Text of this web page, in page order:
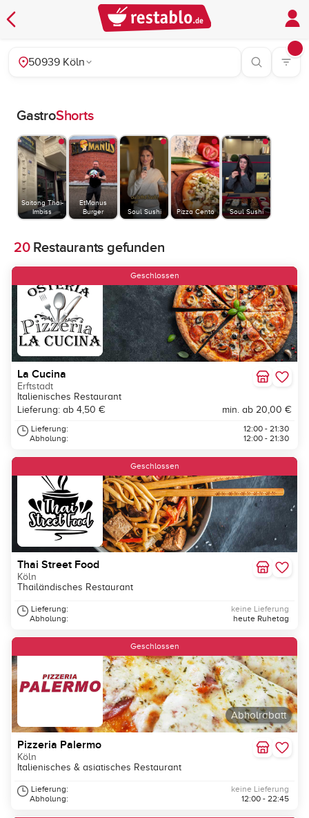
50939 Köln
GastroShorts
Saitong Thai-
Imbiss
EtManus
Burger
Soul Sushi Pizza Cento Soul Sushi
20Restaurants gefunden
Geschlossen
La Cucina
Erftstadt
Italienisches Restaurant
Lieferung: ab 4,50 €
min. ab 20,00 €
Lieferung:
Abholung:
12:00 - 21:30
12:00 - 21:30
Geschlossen
Thai Street Food
Köln
Thailändisches Restaurant
Lieferung:
Abholung:
keine Lieferung
heute Ruhetag
Abholrabatt
Geschlossen
Pizzeria Palermo
Köln
Italienisches & asiatisches Restaurant
Lieferung:
Abholung:
keine Lieferung
12:00 - 22:45